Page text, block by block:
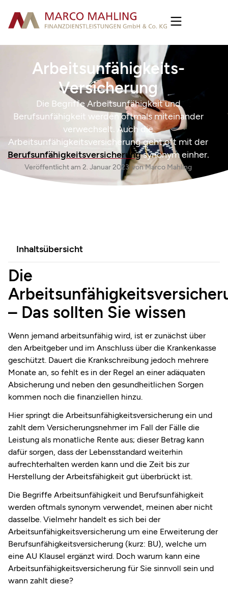
Arbeitsunfähigkeits-
Versicherung
Die Begriffe Arbeitsunfähigkeit und
Berufsunfähigkeit werden oftmals miteinander
verwechselt. Auch die
Arbeitsunfähigkeitsversicherung geht oft mit der
Berufsunfähigkeitsversicherungsynonym einher.
Veröffentlicht am 2. Januar 2023 vonMarco Mahling
Inhaltsübersicht
Die
– Das sollten Sie wissen
Wenn jemand arbeitsunfähig wird, ist er zunächst über
den Arbeitgeber und im Anschluss über die Krankenkasse
geschützt. Dauert die Krankschreibung jedoch mehrere
Monate an, so fehlt es in der Regel an einer adäquaten
Absicherung und neben den gesundheitlichen Sorgen
kommen noch die finanziellen hinzu.
Hier springt die Arbeitsunfähigkeitsversicherung ein und
zahlt dem Versicherungsnehmer im Fall der Fälle die
Leistung als monatliche Rente aus; dieser Betrag kann
dafür sorgen, dass der Lebensstandard weiterhin
aufrechterhalten werden kann und die Zeit bis zur
Herstellung der Arbeitsfähigkeit gut überbrückt ist.
Die Begriffe Arbeitsunfähigkeit und Berufsunfähigkeit
werden oftmals synonym verwendet, meinen aber nicht
dasselbe. Vielmehr handelt es sich bei der
Arbeitsunfähigkeitsversicherung um eine Erweiterung der
Berufsunfähigkeitsversicherung (kurz: BU), welche um
eine AU Klausel ergänzt wird. Doch warum kann eine
Arbeitsunfähigkeitsversicherung für Sie sinnvoll sein und
wann zahlt diese?